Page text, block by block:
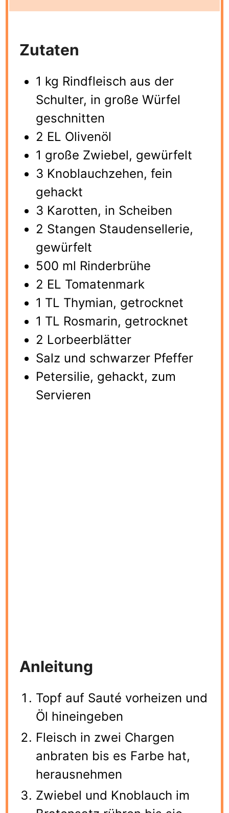
Zutaten
1 kg Rindfleisch aus der
Schulter, in große Würfel
geschnitten
2 EL Olivenöl
1 große Zwiebel, gewürfelt
3 Knoblauchzehen, fein
gehackt
3 Karotten, in Scheiben
2 Stangen Staudensellerie,
gewürfelt
500 ml Rinderbrühe
2 EL Tomatenmark
1 TL Thymian, getrocknet
1 TL Rosmarin, getrocknet
2 Lorbeerblätter
Salz und schwarzer Pfeffer
Petersilie, gehackt, zum
Servieren
Anleitung
Topf auf Sauté vorheizen und
Öl hineingeben
Fleisch in zwei Chargen
anbraten bis es Farbe hat,
herausnehmen
Zwiebel und Knoblauch im